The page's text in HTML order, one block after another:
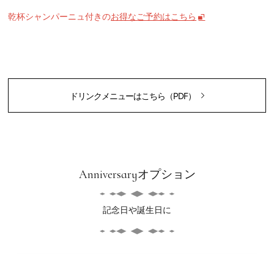
乾杯シャンパーニュ付きのお得なご予約はこちら
ドリンクメニューはこちら（PDF）
Anniversaryオプション
記念日や誕生日に